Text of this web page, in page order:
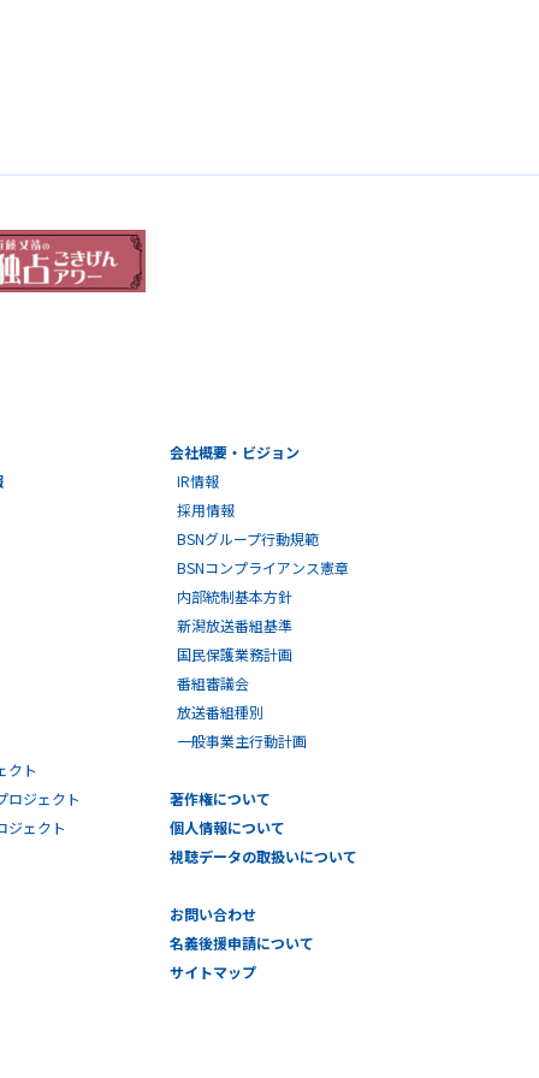
クト
ロジェクト
ジェクト
会社概要・ビジョン
IR情報
採用情報
BSNグループ行動規範
BSNコンプライアンス憲章
内部統制基本方針
新潟放送番組基準
国民保護業務計画
番組審議会
放送番組種別
一般事業主行動計画
著作権について
個人情報について
視聴データの取扱いについて
お問い合わせ
名義後援申請について
サイトマップ